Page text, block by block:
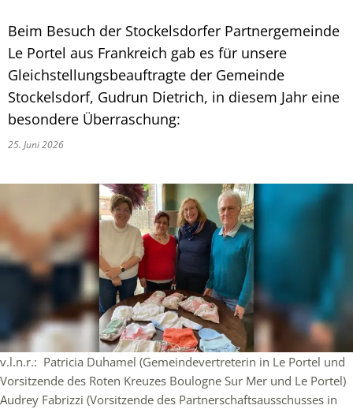
Beim Besuch der Stockelsdorfer Partnergemeinde
Le Portel aus Frankreich gab es für unsere
Gleichstellungsbeauftragte der Gemeinde
Stockelsdorf, Gudrun Dietrich, in diesem Jahr eine
besondere Überraschung:
25. Juni 2026
v.l.n.r.: Patricia Duhamel (Gemeindevertreterin in Le Portel und
Vorsitzende des Roten Kreuzes Boulogne Sur Mer und Le Portel)
Audrey Fabrizzi (Vorsitzende des Partnerschaftsausschusses in